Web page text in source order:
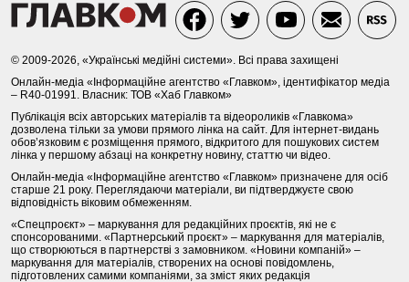
© 2009-2026, «Українські медійні системи». Всі права захищені
Онлайн-медіа «Інформаційне агентство «Главком», ідентифікатор медіа
– R40-01991. Власник: ТОВ «Хаб Главком»
Публікація всіх авторських матеріалів та відеороликів «Главкома»
дозволена тільки за умови прямого лінка на сайт. Для інтернет-видань
обов’язковим є розміщення прямого, відкритого для пошукових систем
лінка у першому абзаці на конкретну новину, статтю чи відео.
Онлайн-медіа «Інформаційне агентство «Главком» призначене для осіб
старше 21 року. Переглядаючи матеріали, ви підтверджуєте свою
відповідність віковим обмеженням.
«Спецпроєкт» – маркування для редакційних проєктів, які не є
спонсорованими. «Партнерський проєкт» – маркування для матеріалів,
що створюються в партнерстві з замовником. «Новини компаній» –
маркування для матеріалів, створених на основі повідомлень,
підготовлених самими компаніями, за зміст яких редакція